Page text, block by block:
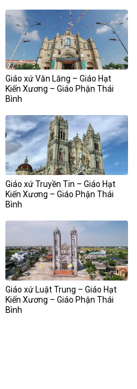
Giáo xứ Văn Lăng – Giáo Hạt
Kiến Xương – Giáo Phận Thái
Bình
Giáo xứ Truyền Tin – Giáo Hạt
Kiến Xương – Giáo Phận Thái
Bình
Giáo xứ Luật Trung – Giáo Hạt
Kiến Xương – Giáo Phận Thái
Bình